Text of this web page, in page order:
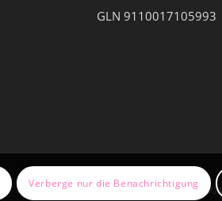
GLN 9110017105993
Datenschutz Impressum AGB
Verberge nur die Benachrichtigung